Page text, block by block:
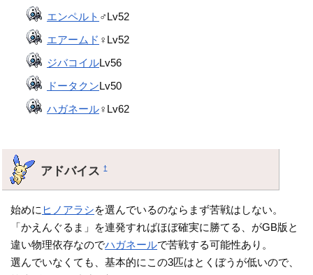
エンペルト ♂Lv52
エアームド ♀Lv52
ジバコイルLv56
ドータクンLv50
ハガネール♀Lv62
アドバイス†
始めに ヒノアラシを選んでいるのならまず苦戦はしない。
「かえんぐるま」を連発すればほぼ確実に勝てる、がGB版と
違い物理依存なのでハガネールで苦戦する可能性あり。
選んでいなくても、基本的にこの3匹はとくぼうが低いので、